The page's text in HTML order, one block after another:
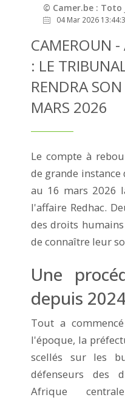
© Camer.be : Toto
04 Mar 2026
CAMEROUN -
: LE
RENDRA
MARS 2026
Le compte à
de grande instance
au 16 mars 2026
l'affaire Redhac.
des droits
de connaître leur
Une
depuis
Tout a
l'époque, la
scellés sur les
défenseurs des
Afrique